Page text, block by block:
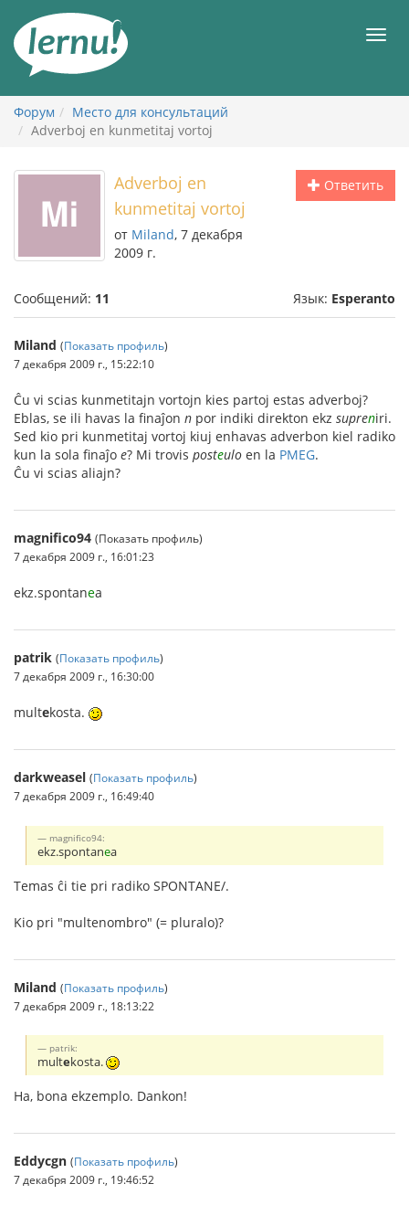
содержанию
Форум
Место для консультаций
Adverboj en kunmetitaj vortoj
Ответить
Adverboj en
kunmetitaj vortoj
от Miland, 7 декабря
2009 г.
Сообщений: 11 Язык: Esperanto
Miland (Показать профиль)
7 декабря 2009 г., 15:22:10
Ĉu vi scias kunmetitajn vortojn kies partoj estas adverboj?
Eblas, se ili havas la finaĵon n por indiki direkton ekz supreniri.
Sed kio pri kunmetitaj vortoj kiuj enhavas adverbon kiel radiko
kun la sola finaĵo e? Mi trovis posteulo en la PMEG.
Ĉu vi scias aliajn?
magnifico94 (Показать профиль)
7 декабря 2009 г., 16:01:23
ekz.spontanea
patrik (Показать профиль)
7 декабря 2009 г., 16:30:00
multekosta.
darkweasel (Показать профиль)
7 декабря 2009 г., 16:49:40
magnifico94:
ekz.spontanea
Temas ĉi tie pri radiko SPONTANE/.
Kio pri "multenombro" (= pluralo)?
Miland (Показать профиль)
7 декабря 2009 г., 18:13:22
patrik:
multekosta.
Ha, bona ekzemplo. Dankon!
Eddycgn (Показать профиль)
7 декабря 2009 г., 19:46:52